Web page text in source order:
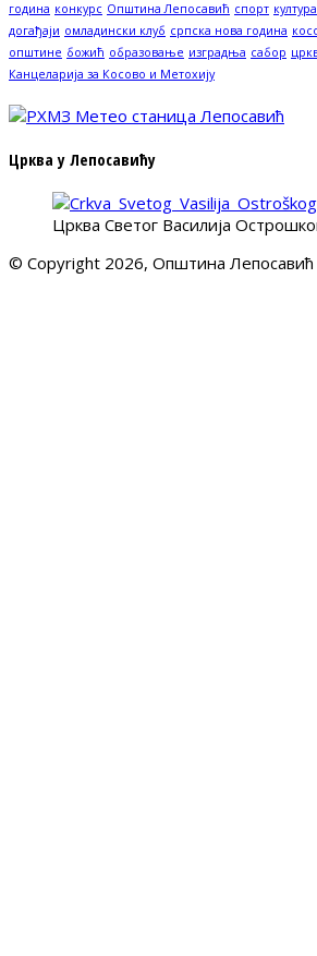
година конкурс Општина Лепосавић спорт култура
догађаји омладински клуб српска нова година
општине божић образовање изградња сабор
Канцеларија за Косово и Метохију
Црква у Лепосавићу
Црква Светог Василија
© Copyright 2026, Општина Лепосавић